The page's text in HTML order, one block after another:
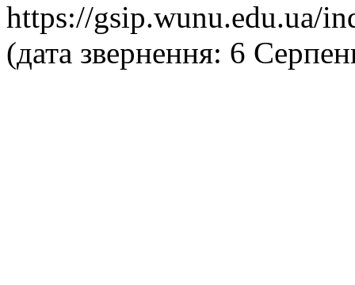
https://gsip.wunu.edu.ua/
(дата звернення: 6